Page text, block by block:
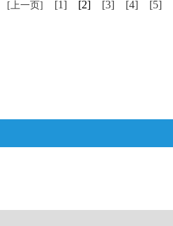
[上一页] [1] [2] [3] [4] [5]